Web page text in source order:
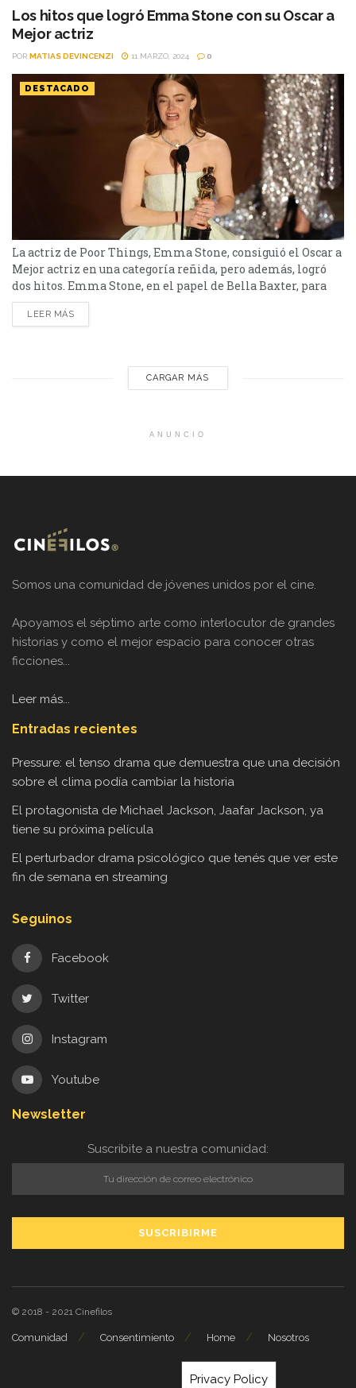
ganadora del Oscar a Mejor actriz, Emma Stone, se
encuentran...
Los hitos que logró Emma Stone con su Oscar a
Mejor actriz
POR MATIAS DEVINCENZI 11 MARZO, 2024 0
DESTACADO
La actriz de Poor Things, Emma Stone, consiguió el Oscar a
Mejor actriz en una categoría reñida, pero además, logró
dos hitos. Emma Stone, en el papel de Bella Baxter, para
Poor Things, se llevo el Oscar a Mejor actriz. Con 35 años,
superó a Annette Bening de Nyad, Lily Gladstone de Los
LEER MÁS
CARGAR MÁS
ANUNCIO
Somos una comunidad de jóvenes unidos por el cine.
Apoyamos el séptimo arte como interlocutor de grandes
historias y como el mejor espacio para conocer otras
ficciones...
Leer más...
Entradas recientes
Pressure: el tenso drama que demuestra que una decisión
sobre el clima podía cambiar la historia
El protagonista de Michael Jackson, Jaafar Jackson, ya
tiene su próxima película
El perturbador drama psicológico que tenés que ver este
fin de semana en streaming
Seguinos
Facebook
Twitter
Instagram
Youtube
Newsletter
Suscribite a nuestra comunidad:
© 2018 - 2021 Cinefilos
Comunidad Consentimiento Home Nosotros
Privacy Policy